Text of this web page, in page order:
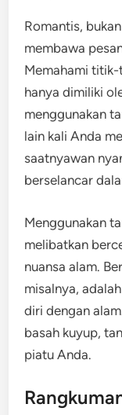
Romantis,
membawa
Memahami
hanya dimiliki
menggunakan
lain kali Anda
saatnyawan
berselancar
Menggunakan
melibatkan
nuansa alam.
misalnya,
diri dengan
basah kuyup,
piatu Anda.